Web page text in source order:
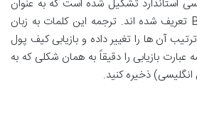
استاندارد تشکیل شده است که به عنوان
بخشی از استاندارد BIP-39 تعریف شده اند. ترجمه این کلمات به زبان
آن ها را تغییر داده و بازیابی کیف پول
بازیابی را دقیقاً به همان شکلی که به
ذخیره کنید.